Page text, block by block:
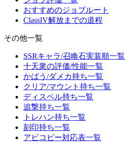
おすすめのジョブルート
ClassIV解放までの道程
その他一覧
SSRキャラ/召喚石実装順一覧
十天衆の評価/性能一覧
かばう/ダメカ持ち一覧
クリア/マウント持ち一覧
ディスペル持ち一覧
追撃持ち一覧
トレハン持ち一覧
刻印持ち一覧
アビコピー対応表一覧